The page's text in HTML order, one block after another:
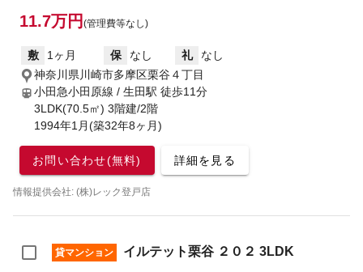
11.7万円 (管理費等なし)
敷 1ヶ月 保 なし 礼
なし
神奈川県川崎市多摩区栗谷４丁目
小田急小田原線 / 生田駅 徒歩11分
3LDK(70.5㎡) 3階建/2階
1994年1月(築32年8ヶ月)
お問い合わせ(無料) 詳細を見る
情報提供会社: (株)レック登戸店
貸マンション イルテット栗谷 ２０２ 3LDK